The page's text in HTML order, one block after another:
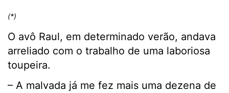
(*)
O avô Raul, em determinado verão, andava
arreliado com o trabalho de uma laboriosa
toupeira.
– A malvada já me fez mais uma dezena de